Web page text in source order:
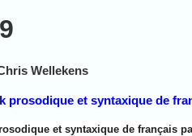
Wellekens
prosodique et syntaxique de
et syntaxique de français